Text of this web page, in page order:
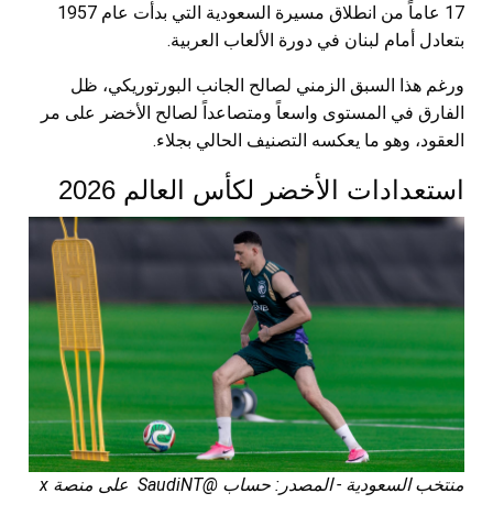
17 عاماً من انطلاق مسيرة السعودية التي بدأت عام 1957
بتعادل أمام لبنان في دورة الألعاب العربية.
ورغم هذا السبق الزمني لصالح الجانب البورتوريكي، ظل
الفارق في المستوى واسعاً ومتصاعداً لصالح الأخضر على مر
العقود، وهو ما يعكسه التصنيف الحالي بجلاء.
استعدادات الأخضر لكأس العالم 2026
منتخب السعودية - المصدر: حساب @SaudiNT على منصة x